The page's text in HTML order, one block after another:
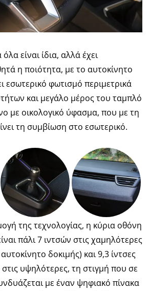
όλα είναι ίδια, αλλά έχει
η ποιότητα, με το αυτοκίνητο
εσωτερικό φωτισμό περιμετρικά
και μεγάλο μέρος του ταμπλό
με οικολογικό ύφασμα, που με τη
τη συμβίωση στο εσωτερικό.
της τεχνολογίας, η κύρια οθόνη
πάλι 7 ιντσών στις χαμηλότερες
δοκιμής) και 9,3 ίντσες
υψηλότερες, τη στιγμή που σε
με έναν ψηφιακό πίνακα